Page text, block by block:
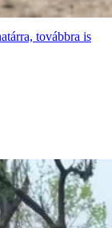
továbbra is